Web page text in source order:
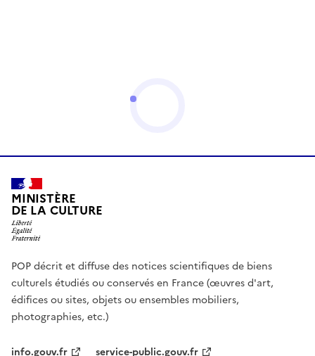
MINISTÈRE
DE LA CULTURE
POP décrit et diffuse des notices scientifiques de biens
culturels étudiés ou conservés en France (œuvres d'art,
édifices ou sites, objets ou ensembles mobiliers,
photographies, etc.)
info.gouv.fr service-public.gouv.fr